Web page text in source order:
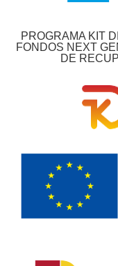
PROGRAMA KIT
FONDOS NEXT
DE